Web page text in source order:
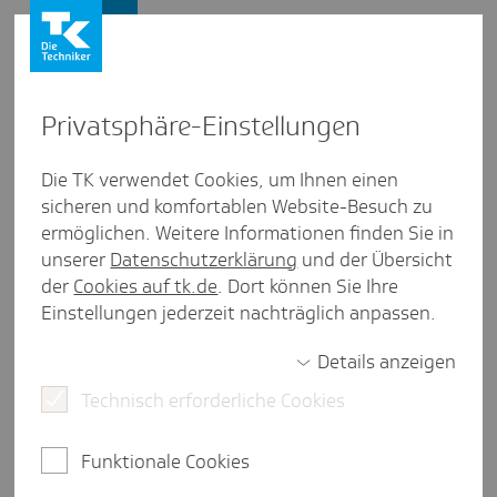
TK-ViA
Seit einigen Jahren gibt es eine Übersicht (Tk-ViA)
Verordnungen zu Lasten der GKV der
vergangenen zwei Jahre, angereichert mit
zusätzlichen Informationen wie zum Beispiel
eine Minute Lesezeit
Personengruppen Ärzte
Privat­sphäre-Einstel­lungen
Die TK verwendet Cookies, um Ihnen einen
sicheren und komfortablen Website-Besuch zu
ermöglichen. Weitere Informationen finden Sie in
unserer Datenschutzerklärung und der Übersicht
der Cookies auf tk.de. Dort können Sie Ihre
Einstellungen jederzeit nachträglich anpassen.
Details anzeigen
Technisch erforderliche Cookies
Funktionale Cookies